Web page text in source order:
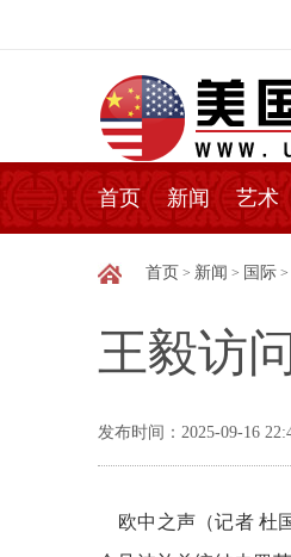
首页 新闻 艺术
首页 > 新闻 > 国际 >
王毅访
发布时间：2025-09-16
欧中之声（记者 杜